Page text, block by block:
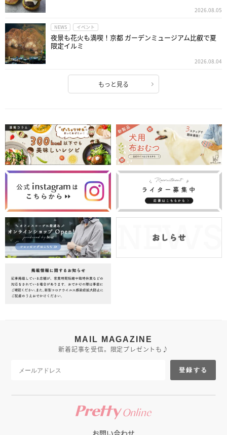
2026.08.05
NEWS イベント
夜景も花火も満喫！京都 ガーデンミュージアム比叡で夏
限定イルミ
2026.08.04
もっと見る
MAIL MAGAZINE
新着記事を受信。限定プレゼントも♪
登録する
お問い合わせ